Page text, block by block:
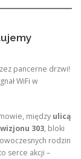
pancerne drzwi!
WiFi w
między ulicą
303, bloki
rodzin
serce akcji –